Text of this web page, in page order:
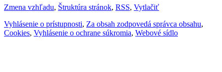
Zmena vzhľadu, Štruktúra stránok, RSS, Vytlačiť
Vyhlásenie o prístupnosti, Za obsah zodpovedá správca obsahu,
Cookies, Vyhlásenie o ochrane súkromia, Webové sídlo